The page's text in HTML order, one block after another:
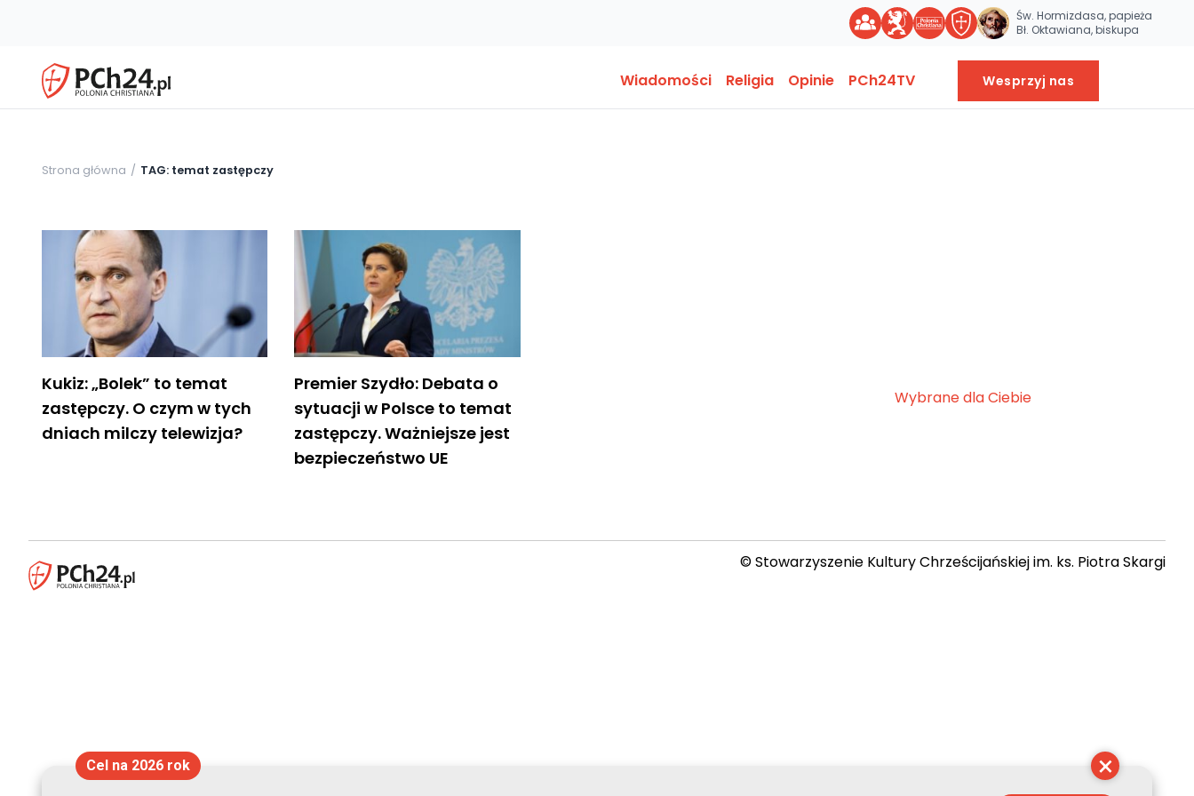
Św. Hormizdasa, papieża
Bł. Oktawiana, biskupa
Wiadomości Religia Opinie PCh24TV Wesprzyj nas
Strona główna TAG: temat zastępczy
Kukiz: „Bolek” to temat
zastępczy. O czym w tych
dniach milczy telewizja?
Premier Szydło: Debata o
sytuacji w Polsce to temat
zastępczy. Ważniejsze jest
bezpieczeństwo UE
Wybrane dla Ciebie
© Stowarzyszenie Kultury Chrześcijańskiej im. ks. Piotra Skargi
×
Cel na 2026 rok